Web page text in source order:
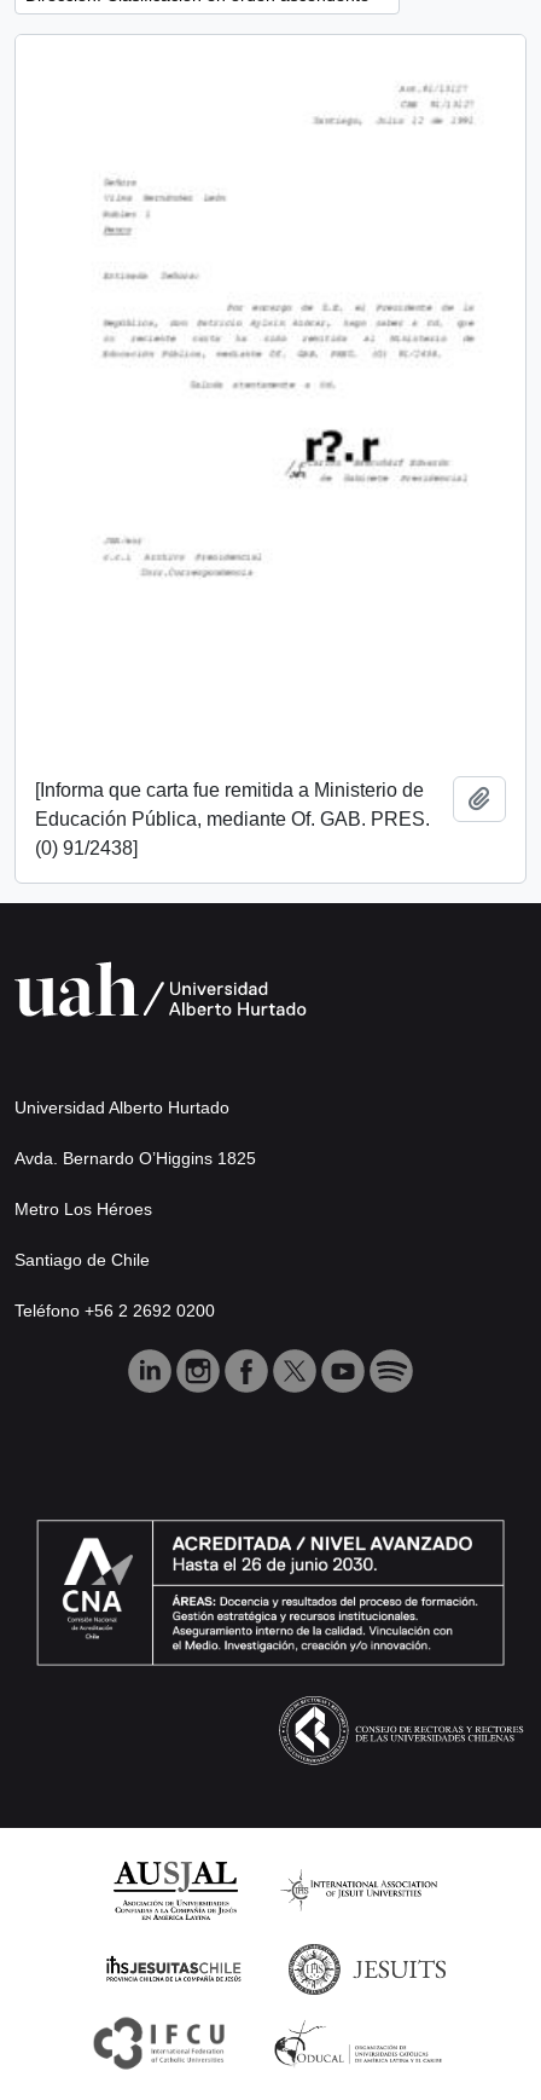
[Informa que carta fue remitida a Ministerio de
Educación Pública, mediante Of. GAB. PRES.
(0) 91/2438]
Universidad Alberto Hurtado
Avda. Bernardo O’Higgins 1825
Metro Los Héroes
Santiago de Chile
Teléfono +56 2 2692 0200